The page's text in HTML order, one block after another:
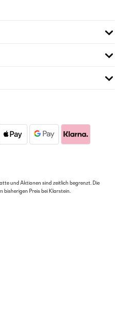
und Aktionen sind zeitlich begrenzt. Die
bisherigen Preis bei Klarstein.